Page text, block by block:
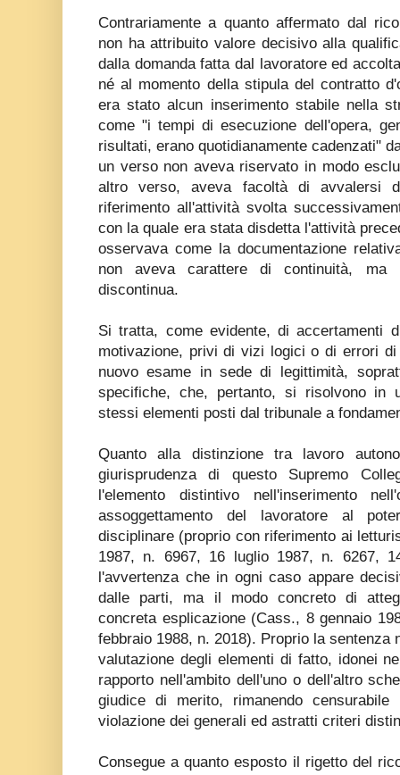
Contrariamente a quanto affermato dal
non ha attribuito valore decisivo alla
dalla domanda fatta dal lavoratore ed
né al momento della stipula del contratto
era stato alcun inserimento stabile nella
come "i tempi di esecuzione dell'opera,
risultati, erano quotidianamente cadenzati"
un verso non aveva riservato in modo
altro verso, aveva facoltà di avvalersi
riferimento all'attività svolta
con la quale era stata disdetta l'attività
osservava come la documentazione
non aveva carattere di continuità, ma
discontinua.
Si tratta, come evidente, di accertamenti
motivazione, privi di vizi logici o di errori
nuovo esame in sede di legittimità,
specifiche, che, pertanto, si risolvono in
stessi elementi posti dal tribunale a
Quanto alla distinzione tra lavoro
giurisprudenza di questo Supremo
l'elemento distintivo nell'inserimento
assoggettamento del lavoratore al
disciplinare (proprio con riferimento ai
1987, n. 6967, 16 luglio 1987, n. 6267,
l'avvertenza che in ogni caso appare
dalle parti, ma il modo concreto di
concreta esplicazione (Cass., 8 gennaio
febbraio 1988, n. 2018). Proprio la sentenza
valutazione degli elementi di fatto, idonei
rapporto nell'ambito dell'uno o dell'altro
giudice di merito, rimanendo
violazione dei generali ed astratti criteri
Consegue a quanto esposto il rigetto del